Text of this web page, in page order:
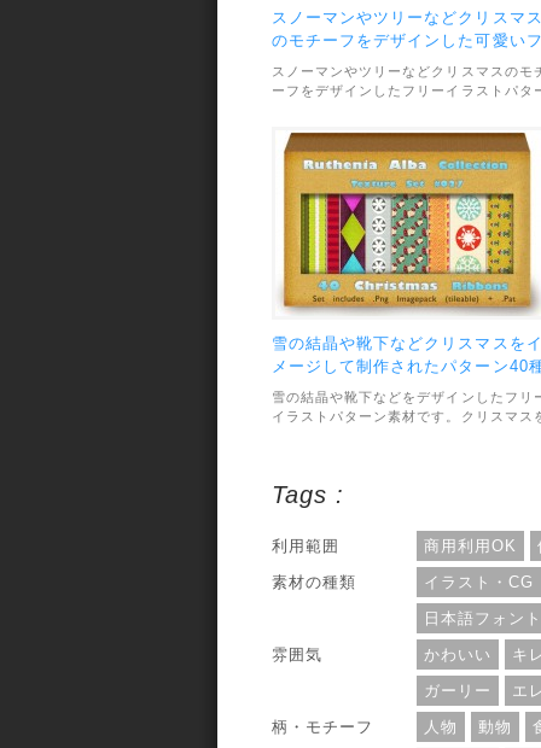
スノーマンやツリーなどクリスマ
のモチーフをデザインした可愛い
リーイラストパターンセット
スノーマンやツリーなどクリスマスのモ
ーフをデザインしたフリーイラストパタ
トがとっても可愛い雰囲気。素材のファ
ル形式はJPEGで、3枚の画像が収録され
ています。利用範囲については、個人・
用利用問わずOKとなっています。
雪の結晶や靴下などクリスマスを
メージして制作されたパターン40
類セット
雪の結晶や靴下などをデザインしたフリ
イラストパターン素材です。クリスマス
ターンの種類は合計40種類です。利用範
Tags :
利用範囲 商用利用OK
素材の種類
イラスト・CG
日本語フォン
雰囲気
かわいい
キ
ガーリー
エ
柄・モチーフ
人物 動物